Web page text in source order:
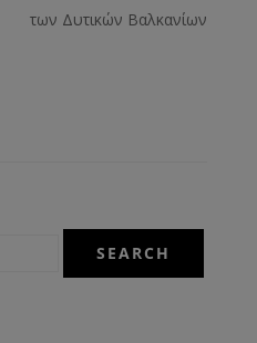
των Δυτικών Βαλκανίων